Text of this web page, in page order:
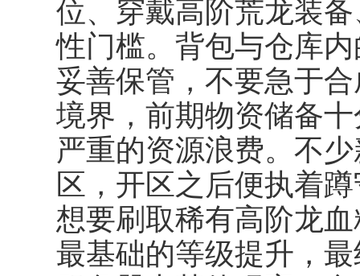
位、穿戴高阶荒龙装
性门槛。背包与仓库
妥善保管，不要急于
境界，前期物资储备
严重的资源浪费。不
区，开区之后便执着
想要刷取稀有高阶龙
最基础的等级提升，